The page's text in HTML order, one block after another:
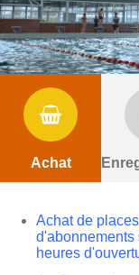
Achat
Achat de
d'abonnements
heures